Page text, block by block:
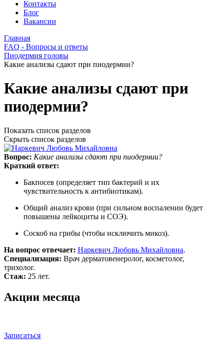
Контакты
Блог
Вакансии
Главная
FAQ - Вопросы и ответы
Пиодермия головы
Какие анализы сдают при пиодермии?
Какие анализы сдают при
пиодермии?
Показать список разделов
Скрыть список разделов
Вопрос: Какие анализы сдают при пиодермии?
Краткий ответ:
Бакпосев (определяет тип бактерий и их
чувствительность к антибиотикам).
Общий анализ крови (при сильном воспалении будет
повышены лейкоциты и СОЭ).
Соскоб на грибы (чтобы исключить микоз).
На вопрос отвечает: Наркевич Любовь Михайловна.
Специализация: Врач дерматовенеролог, косметолог,
трихолог.
Стаж: 25 лет.
Акции месяца
Записаться